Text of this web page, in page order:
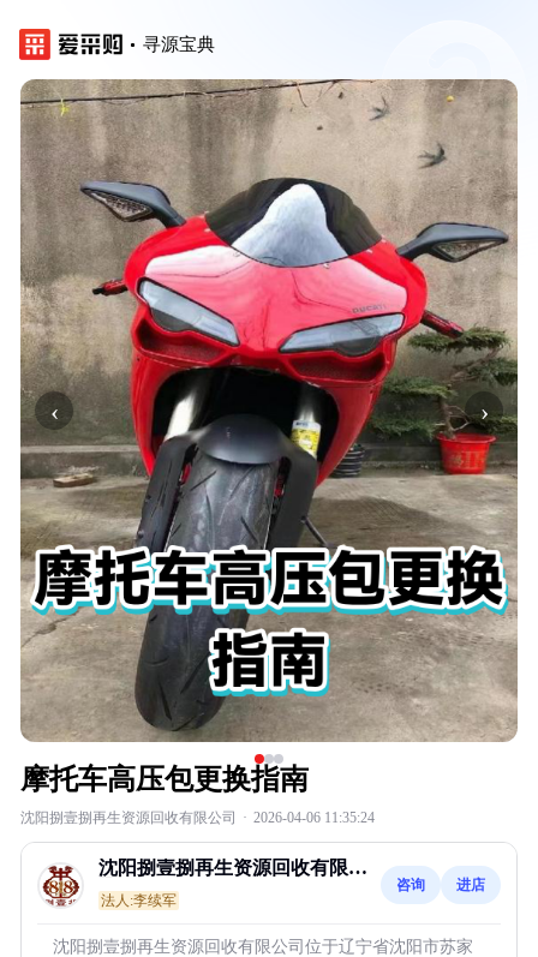
寻源宝典
‹ ›
摩托车高压包更换指南
沈阳捌壹捌再生资源回收有限公司 · 2026-04-06 11:35:24
沈阳捌壹捌再生资源回收有限公
司
法人:李续军
咨询 进店
沈阳捌壹捌再生资源回收有限公司位于辽宁省沈阳市苏家